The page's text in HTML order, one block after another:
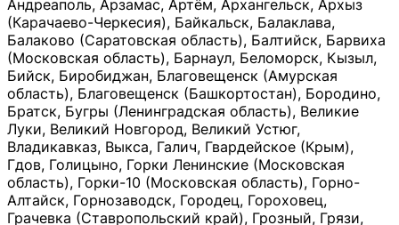
Андреаполь, Арзамас, Артём, Архангельск, Архыз
(Карачаево-Черкесия), Байкальск, Балаклава,
Балаково (Саратовская область), Балтийск, Барвиха
(Московская область), Барнаул, Беломорск, Кызыл,
Бийск, Биробиджан, Благовещенск (Амурская
область), Благовещенск (Башкортостан), Бородино,
Братск, Бугры (Ленинградская область), Великие
Луки, Великий Новгород, Великий Устюг,
Владикавказ, Выкса, Галич, Гвардейское (Крым),
Гдов, Голицыно, Горки Ленинские (Московская
область), Горки-10 (Московская область), Горно-
Алтайск, Горнозаводск, Городец, Гороховец,
Грачевка (Ставропольский край), Грозный, Грязи,